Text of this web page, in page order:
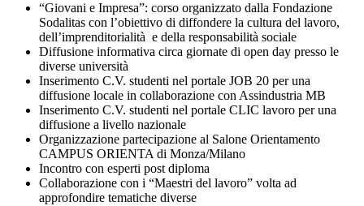
“Giovani e Impresa”: corso organizzato dalla Fondazione
Sodalitas con l’obiettivo di diffondere la cultura del lavoro,
dell’imprenditorialità e della responsabilità sociale
Diffusione informativa circa giornate di open day presso le
diverse università
Inserimento C.V. studenti nel portale JOB 20 per una
diffusione locale in collaborazione con Assindustria MB
Inserimento C.V. studenti nel portale CLIC lavoro per una
diffusione a livello nazionale
Organizzazione partecipazione al Salone Orientamento
CAMPUS ORIENTA di Monza/Milano
Incontro con esperti post diploma
Collaborazione con i “Maestri del lavoro” volta ad
approfondire tematiche diverse